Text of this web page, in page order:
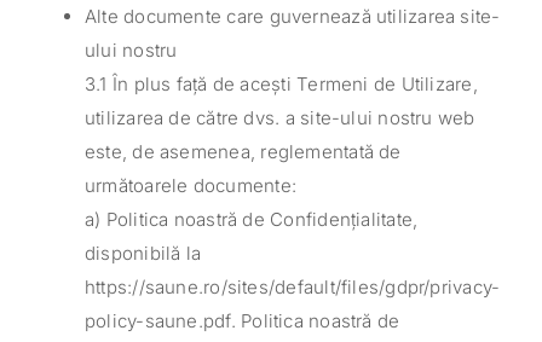
Alte documente care guvernează utilizarea site-
ului nostru
3.1 În plus față de acești Termeni de Utilizare,
utilizarea de către dvs. a site-ului nostru web
este, de asemenea, reglementată de
următoarele documente:
a) Politica noastră de Confidențialitate,
disponibilă la
https://saune.ro/sites/default/files/gdpr/privacy-
policy-saune.pdf. Politica noastră de